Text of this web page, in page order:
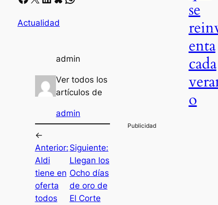
Actualidad
admin
Ver todos los
artículos de
admin
←
Anterior:
Aldi
tiene en
oferta
todos
Siguiente:
Llegan los
Ocho días
de oro de
El Corte
se
enta
cada
o